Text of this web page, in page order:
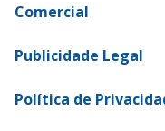
Comercial
Publicidade Legal
Política de